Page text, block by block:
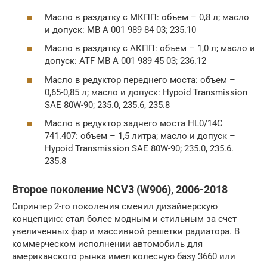
Масло в раздатку с МКПП: объем – 0,8 л; масло
и допуск: MB A 001 989 84 03; 235.10
Масло в раздатку с АКПП: объем – 1,0 л; масло и
допуск: ATF MB A 001 989 45 03; 236.12
Масло в редуктор переднего моста: объем –
0,65-0,85 л; масло и допуск: Hypoid Transmission
SAE 80W-90; 235.0, 235.6, 235.8
Масло в редуктор заднего моста HL0/14C
741.407: объем – 1,5 литра; масло и допуск –
Hypoid Transmission SAE 80W-90; 235.0, 235.6.
235.8
Второе поколение NCV3 (W906), 2006-2018
Спринтер 2-го поколения сменил дизайнерскую
концепцию: стал более модным и стильным за счет
увеличенных фар и массивной решетки радиатора. В
коммерческом исполнении автомобиль для
американского рынка имел колесную базу 3660 или